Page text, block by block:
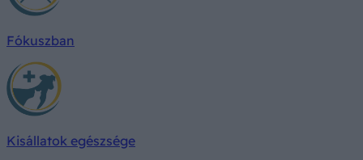
Fókuszban
Kisállatok egészsége